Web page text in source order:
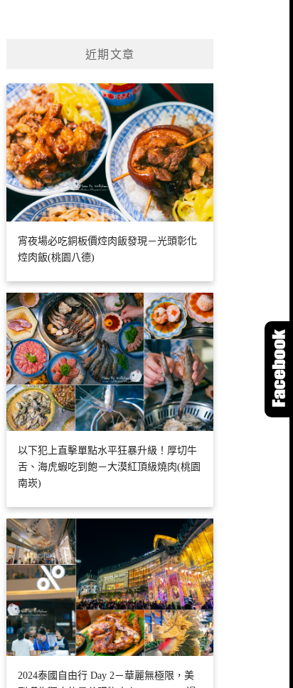
近期文章
宵夜場必吃銅板價焢肉飯發現－光頭彰化
焢肉飯(桃園八德)
以下犯上直擊單點水平狂暴升級！厚切牛
舌、海虎蝦吃到飽－大漠紅頂級燒肉(桃園
南崁)
2024泰國自由行 Day 2－華麗無極限，美